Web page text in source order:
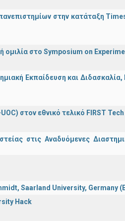
στην κατάταξη
στο Symposium on
Εκπαίδευση και
στον εθνικό τελικό FIRST
στις Αναδυόμενες
Saarland University, Germany
Hack